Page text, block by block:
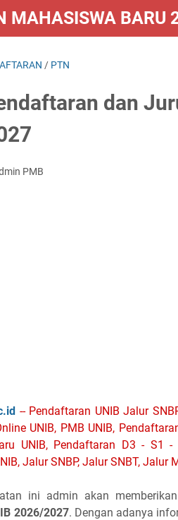
MAHASISWA BARU
/ PTN
dan
PMB
-- Pendaftaran UNIB Jalur
UNIB, PMB UNIB,
UNIB, Pendaftaran D3 - S1
Jalur SNBP, Jalur SNBT, Jalur
ini admin akan
2026/2027. Dengan adanya